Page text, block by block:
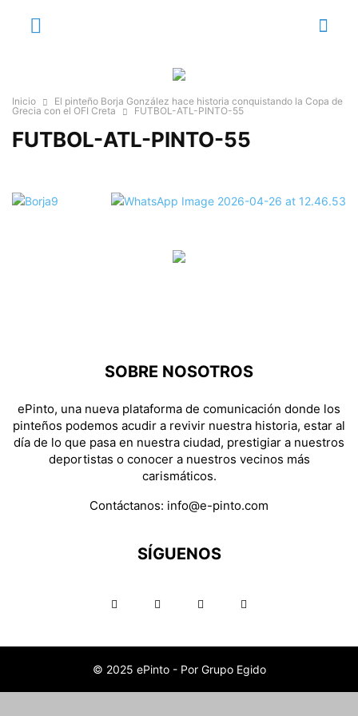
Inicio
El pinteño Borja González hace historia conquistando la Copa de
Grecia con el OFI Creta
FUTBOL-ATL-PINTO-55
FUTBOL-ATL-PINTO-55
SOBRE NOSOTROS
ePinto, una nueva plataforma de comunicación donde los
pinteños podemos acudir a revivir nuestra historia, estar al
día de lo que pasa en nuestra ciudad, prestigiar a nuestros
deportistas o conocer a nuestros vecinos más
carismáticos.
Contáctanos: info@e-pinto.com
SÍGUENOS
© 2025 ePinto - Por Grupo Egido